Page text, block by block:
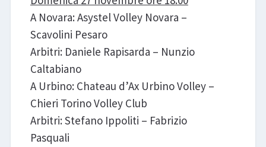
A Novara: Asystel Volley Novara –
Scavolini Pesaro
Arbitri: Daniele Rapisarda – Nunzio
Caltabiano
A Urbino: Chateau d’Ax Urbino Volley –
Chieri Torino Volley Club
Arbitri: Stefano Ippoliti – Fabrizio
Pasquali